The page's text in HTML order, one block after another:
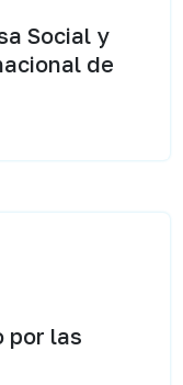
Social y
de
por las